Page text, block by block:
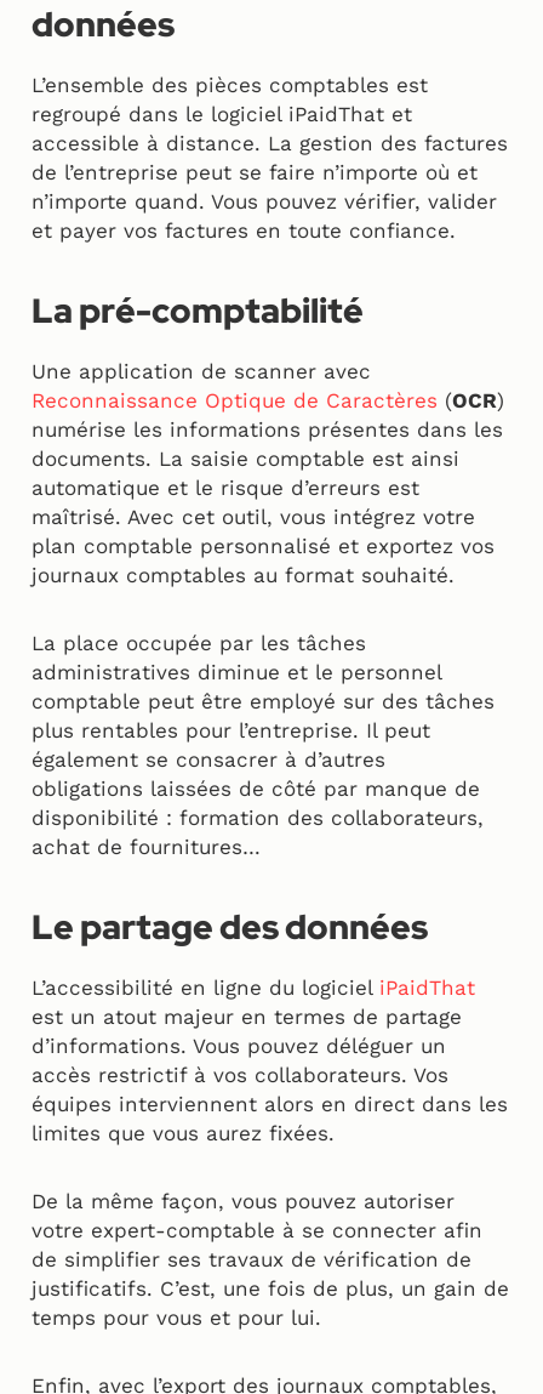
données
L’ensemble des pièces comptables est
regroupé dans le logiciel iPaidThat et
accessible à distance. La gestion des factures
de l’entreprise peut se faire n’importe où et
n’importe quand. Vous pouvez vérifier, valider
et payer vos factures en toute confiance.
La pré-comptabilité
Une application de scanner avec
Reconnaissance Optique de Caractères (OCR)
numérise les informations présentes dans les
documents. La saisie comptable est ainsi
automatique et le risque d’erreurs est
maîtrisé. Avec cet outil, vous intégrez votre
plan comptable personnalisé et exportez vos
journaux comptables au format souhaité.
La place occupée par les tâches
administratives diminue et le personnel
comptable peut être employé sur des tâches
plus rentables pour l’entreprise. Il peut
également se consacrer à d’autres
obligations laissées de côté par manque de
disponibilité : formation des collaborateurs,
achat de fournitures…
Le partage des données
L’accessibilité en ligne du logiciel iPaidThat
est un atout majeur en termes de partage
d’informations. Vous pouvez déléguer un
accès restrictif à vos collaborateurs. Vos
équipes interviennent alors en direct dans les
limites que vous aurez fixées.
De la même façon, vous pouvez autoriser
votre expert-comptable à se connecter afin
de simplifier ses travaux de vérification de
justificatifs. C’est, une fois de plus, un gain de
temps pour vous et pour lui.
Enfin, avec l’export des journaux comptables,